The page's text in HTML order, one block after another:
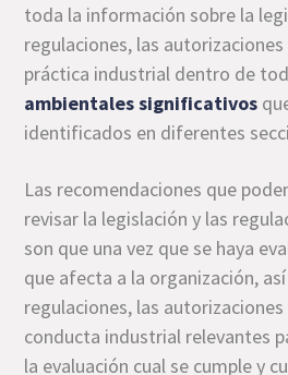
toda la información sobre la
regulaciones, las
práctica industrial dentro de
ambientales significativos
identificados en diferentes
Las recomendaciones que
revisar la legislación y las
son que una vez que se haya
que afecta a la organización,
regulaciones, las
conducta industrial relevantes
la evaluación cual se cumple y